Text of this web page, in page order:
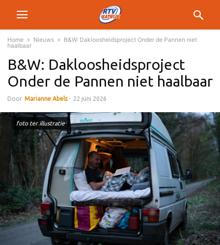
Home Nieuws
B&W: Dakloosheidsproject Onder de Pannen niet
haalbaar
B&W: Dakloosheidsproject
Onder de Pannen niet haalbaar
Door Marianne Abels - 22 juni 2026
foto ter illustratie